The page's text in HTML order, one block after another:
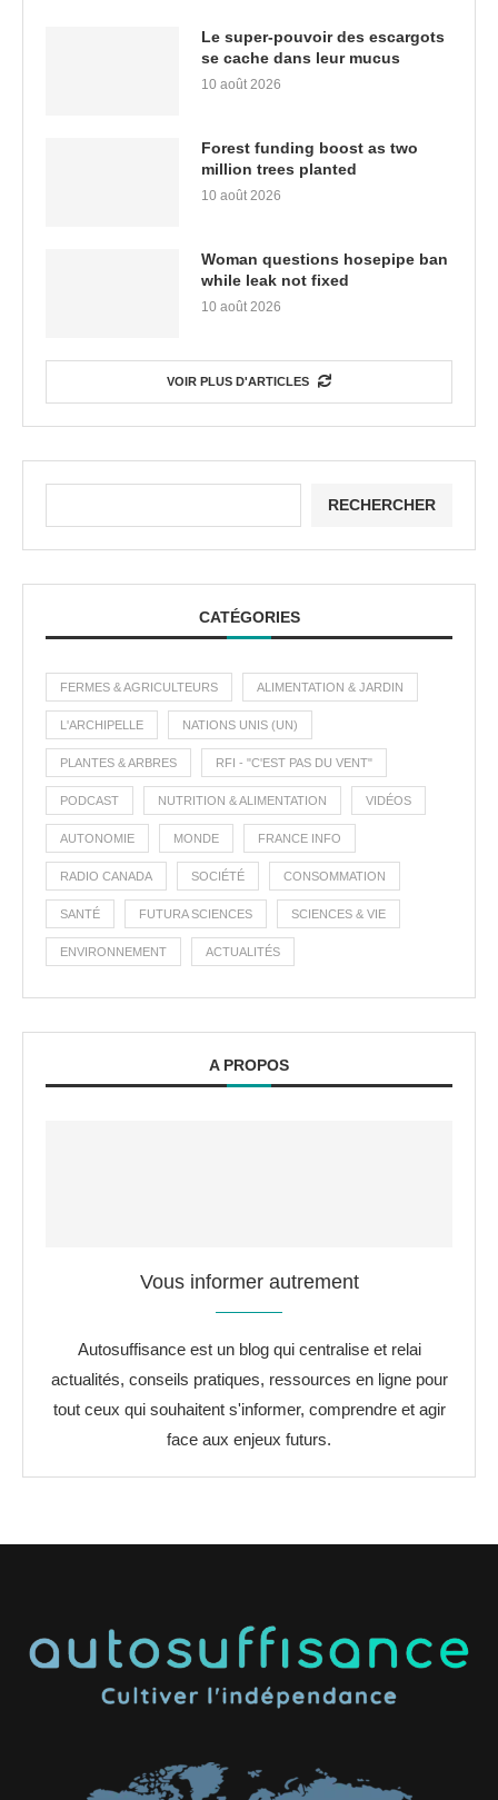
Le super-pouvoir des escargots
se cache dans leur mucus
10 août 2026
Forest funding boost as two
million trees planted
10 août 2026
Woman questions hosepipe ban
while leak not fixed
10 août 2026
VOIR PLUS D'ARTICLES
RECHERCHER
CATÉGORIES
FERMES & AGRICULTEURS ALIMENTATION & JARDIN
L'ARCHIPELLE NATIONS UNIS (UN)
PLANTES & ARBRES RFI - "C'EST PAS DU VENT"
PODCAST NUTRITION & ALIMENTATION VIDÉOS
AUTONOMIE MONDE FRANCE INFO
RADIO CANADA SOCIÉTÉ CONSOMMATION
SANTÉ FUTURA SCIENCES SCIENCES & VIE
ENVIRONNEMENT ACTUALITÉS
A PROPOS
Vous informer autrement
Autosuffisance est un blog qui centralise et relai
actualités, conseils pratiques, ressources en ligne pour
tout ceux qui souhaitent s'informer, comprendre et agir
face aux enjeux futurs.